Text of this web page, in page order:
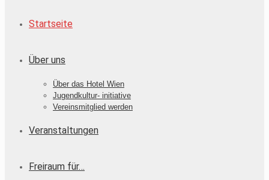
Startseite
Über uns
Über das Hotel Wien
Jugendkultur- initiative
Vereinsmitglied werden
Veranstaltungen
Freiraum für…